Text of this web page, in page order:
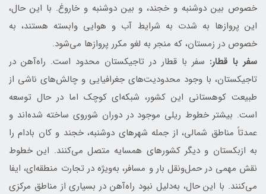
خصوص بین دوشنبه و خجند، و بین دوشنبه و خاروغ. با این حال،
این پروازها به شدت به شرایط آب و هوایی وابسته هستند، به
خصوص در زمستان، که منجر به لغو مکرر پروازها می‌شود.
سفر با قطار: سفر با قطار در تاجیکستان محدود است. راه‌آهن در
تاجیکستان، با وجود محدودیت‌های جغرافیایی و چالش‌های ناشی از
طبیعت کوهستانی این کشور، شبکه‌ای کوچک اما در حال توسعه
است. بیشتر خطوط ریلی موجود در دوران شوروی ساخته شده‌اند و
عمدتاً مناطق شمالی، از جمله شهرهای دوشنبه، خجند و کان بادام را
به ازبکستان و دیگر کشورهای همسایه متصل می‌کنند. این خطوط
نقش مهمی در حمل‌ونقل بار و مسافر، به‌ویژه در تجارت منطقه‌ای، ایفا
می‌کنند. با این حال، به‌دلیل نبود راه‌آهن در بسیاری از مناطق مرکزی